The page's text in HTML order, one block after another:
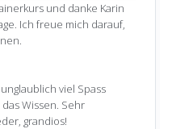
und danke Karin
Ich freue mich darauf,
viel Spass
Wissen. Sehr
grandios!